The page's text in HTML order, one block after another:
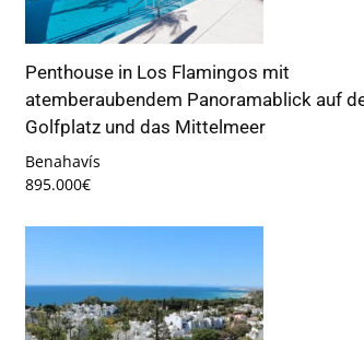
Penthouse in Los Flamingos mit
atemberaubendem Panoramablick auf
Golfplatz und das Mittelmeer
Benahavís
895.000€